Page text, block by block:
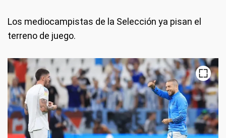
Los mediocampistas de la Selección ya pisan el
terreno de juego.